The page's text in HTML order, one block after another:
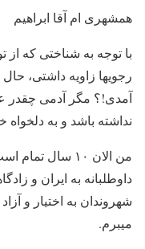
همشهری ام آقا ابراهیم
با توجه به شناختی که از
رجویها زاویه داشتی،
آمدی!؟ مگر آدمی چقدر
نداشته باشد و به دلخواه
من الان ۱۰
داوطلبانه به ایران و
شهروندان به اختیار و
میبرم.